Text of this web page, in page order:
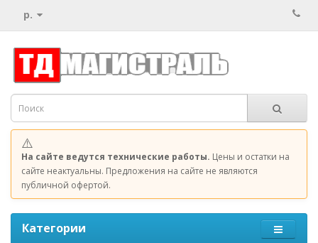
р.
⚠️
На сайте ведутся технические работы. Цены и остатки на
сайте неактуальны. Предложения на сайте не являются
публичной офертой.
Категории